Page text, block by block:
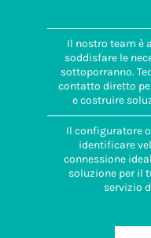
Il nostro team è
soddisfare le
sottoporranno.
contatto diretto
e costruire
Il configuratore
identificare
connessione
soluzione per il
servizio